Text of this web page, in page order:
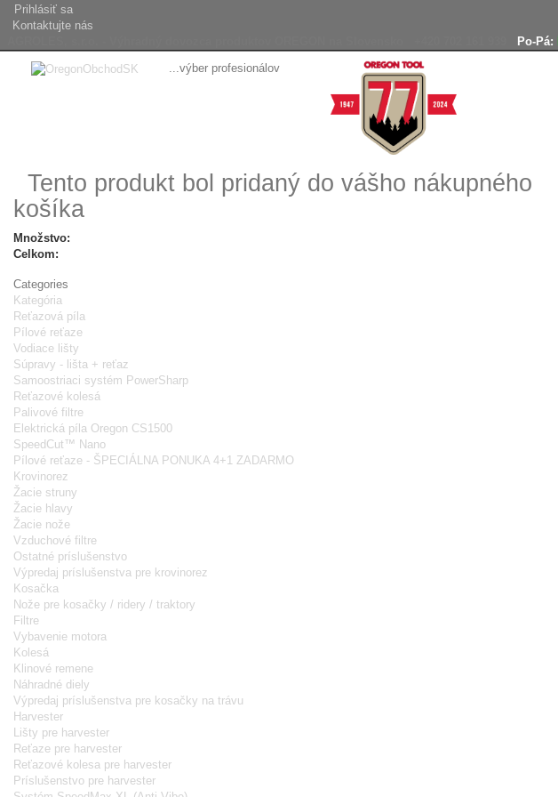
Prihlásiť sa
Kontaktujte nás
Po-Pá:
...výber profesionálov
Tento produkt bol pridaný do vášho nákupného
košíka
Množstvo:
Celkom:
Categories
Kategória
Reťazová píla
Pílové reťaze
Vodiace lišty
Súpravy - lišta + reťaz
Samoostriaci systém PowerSharp
Reťazové kolesá
Palivové filtre
Elektrická píla Oregon CS1500
SpeedCut™ Nano
Pílové reťaze - ŠPECIÁLNA PONUKA 4+1 ZADARMO
Krovinorez
Žacie struny
Žacie hlavy
Žacie nože
Vzduchové filtre
Ostatné príslušenstvo
Výpredaj príslušenstva pre krovinorez
Kosačka
Nože pre kosačky / ridery / traktory
Filtre
Vybavenie motora
Kolesá
Klinové remene
Náhradné diely
Výpredaj príslušenstva pre kosačky na trávu
Harvester
Lišty pre harvester
Reťaze pre harvester
Reťazové kolesa pre harvester
Príslušenstvo pre harvester